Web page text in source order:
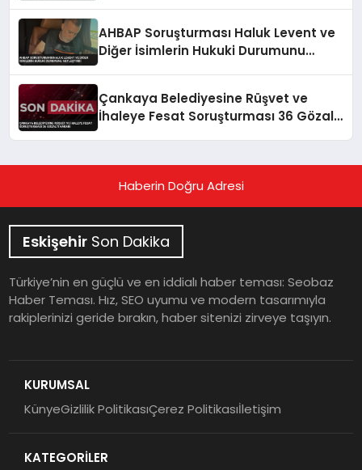
AHBAP Soruşturması Haluk Levent ve
Diğer İsimlerin Hukuki Durumunu
Çankaya Belediyesine Rüşvet ve
İhaleye Fesat Soruşturması 36 Gözaltı
Haberin Doğru Adresi
Eskişehir Son Dakika
Türkiye’nin en güçlü ve en iddialı haber teması: Seobaz
Haber Teması. Hız, SEO uyumu ve modern tasarımıyla
rakiplerinizi geride bırakın, haber sitenizi zirveye taşıyın.
KURUMSAL
KünyeGizlilik PolitikasıÇerez Politikasıİletişim
KATEGORİLER